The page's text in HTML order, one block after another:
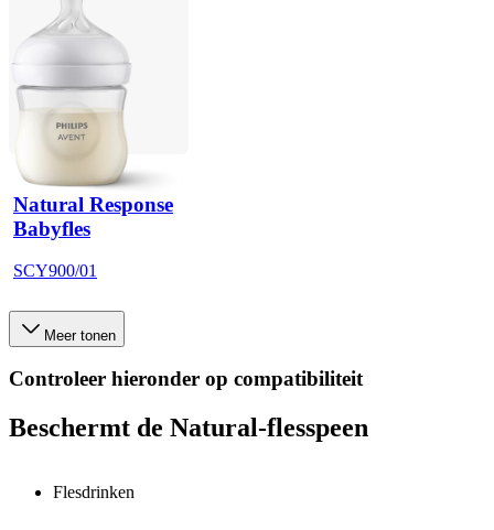
Natural Response
Babyfles
SCY900/01
Meer tonen
Controleer hieronder op compatibiliteit
Beschermt de Natural-flesspeen
Flesdrinken